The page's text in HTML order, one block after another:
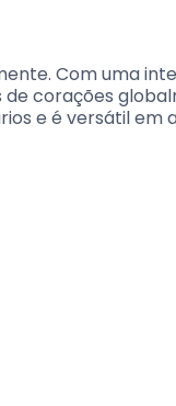
Com uma
de corações
e é versátil em